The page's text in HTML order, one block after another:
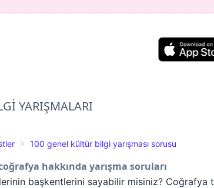
YARIŞMALARI
100 genel kültür bilgi yarışması sorusu
hakkında yarışma soruları
başkentlerini sayabilir misiniz? Coğrafya